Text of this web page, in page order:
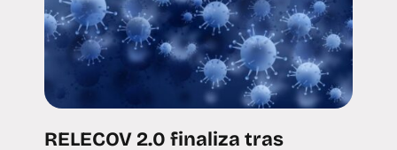
RELECOV 2.0 finaliza tras